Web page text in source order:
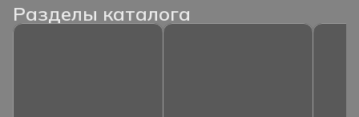
Разделы каталога